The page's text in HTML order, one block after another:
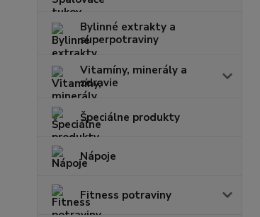
Bylinné extrakty a
superpotraviny
Vitamíny, minerály a
zdravie
Špeciálne produkty
Nápoje
Fitness potraviny